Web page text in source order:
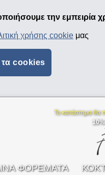
την εμπειρία
χρήσης cookie μας
cookies
Το κατάστημα θα
ΦΟΡΕΜΑΤΑ